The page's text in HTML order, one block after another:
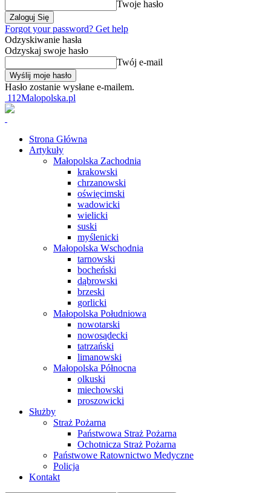
Twoje hasło
Forgot your password? Get help
Odzyskiwanie hasła
Odzyskaj swoje hasło
Twój e-mail
Hasło zostanie wysłane e-mailem.
112Malopolska.pl
Strona Główna
Artykuły
Małopolska Zachodnia
krakowski
chrzanowski
oświęcimski
wadowicki
wielicki
suski
myślenicki
Małopolska Wschodnia
tarnowski
bocheński
dąbrowski
brzeski
gorlicki
Małopolska Południowa
nowotarski
nowosądecki
tatrzański
limanowski
Małopolska Północna
olkuski
miechowski
proszowicki
Służby
Straż Pożarna
Państwowa Straż Pożarna
Ochotnicza Straż Pożarna
Państwowe Ratownictwo Medyczne
Policja
Kontakt